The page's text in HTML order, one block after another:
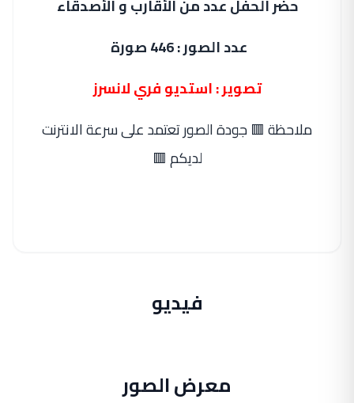
حضر الحفل عدد من الأقارب و الأصدقاء
عدد الصور : 446 صورة
تصوير : استديو فري لانسرز
ملاحظة 🟥 جودة الصور تعتمد على سرعة الانترنت
لديكم 🟥
فيديو
معرض الصور